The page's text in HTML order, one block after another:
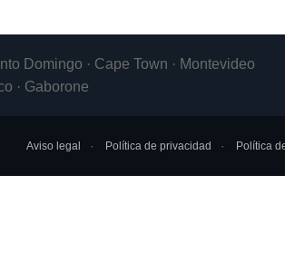
Domingo · Cape Town · Montevideo
· Gaborone
Aviso legal Política de privacidad Política